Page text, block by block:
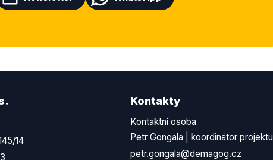
14
Kontakty
Kontaktní osoba
Petr Gongala | koordinátor projektu
petr.gongala@demagog.cz